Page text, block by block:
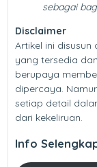
sebagai
Disclaimer
Artikel ini
yang tersedia
berupaya
dipercaya.
setiap detail
dari kekeliruan.
Info